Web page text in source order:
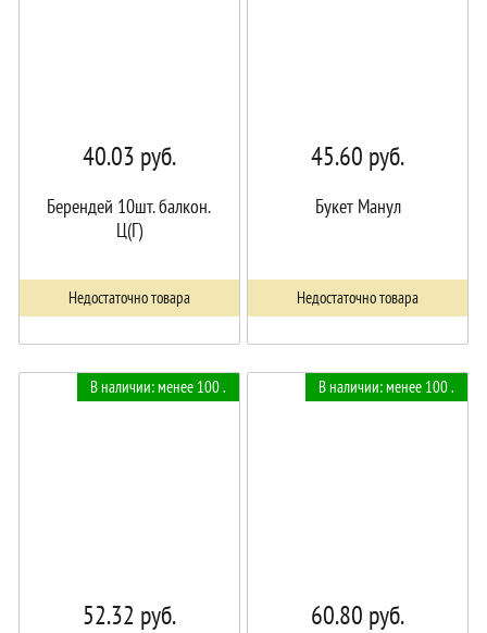
40.03 руб.
Берендей 10шт. балкон.
Ц(Г)
Недостаточно товара
45.60 руб.
Букет Манул
Недостаточно товара
В наличии: менее 100 .
52.32 руб.
В наличии: менее 100 .
60.80 руб.